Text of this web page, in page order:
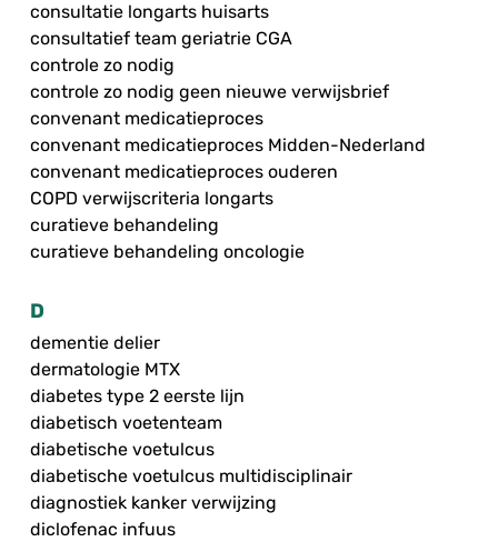
consultatie longarts huisarts
consultatief team geriatrie CGA
controle zo nodig
controle zo nodig geen nieuwe verwijsbrief
convenant medicatieproces
convenant medicatieproces Midden-Nederland
convenant medicatieproces ouderen
COPD verwijscriteria longarts
curatieve behandeling
curatieve behandeling oncologie
D
dementie delier
dermatologie MTX
diabetes type 2 eerste lijn
diabetisch voetenteam
diabetische voetulcus
diabetische voetulcus multidisciplinair
diagnostiek kanker verwijzing
diclofenac infuus